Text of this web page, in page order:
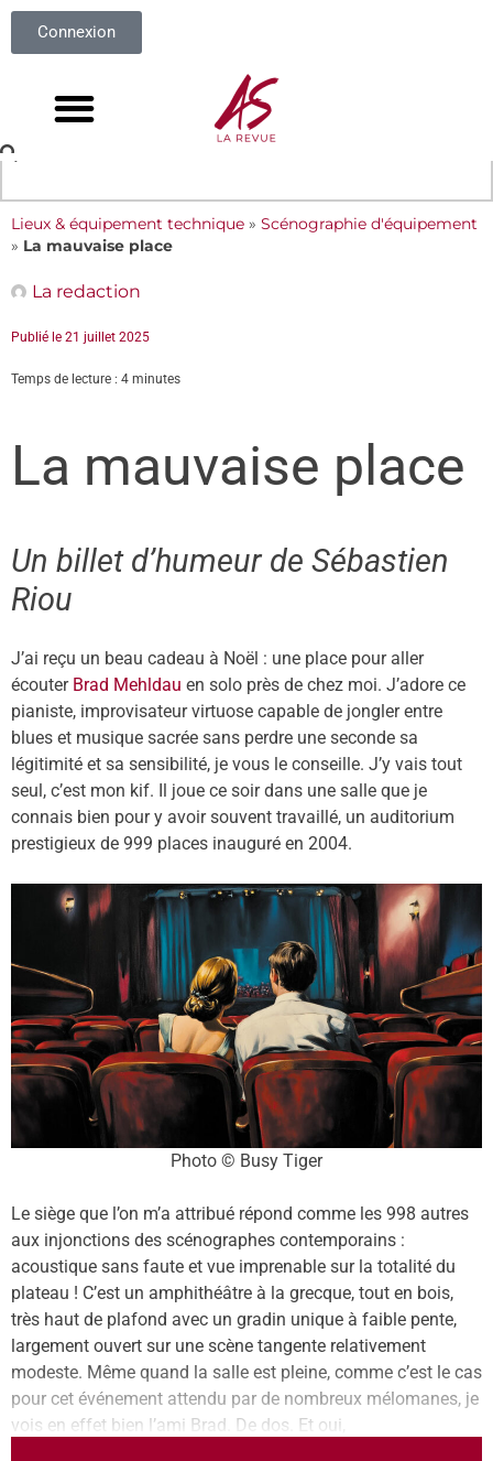
Connexion
Lieux & équipement technique » Scénographie d'équipement
» La mauvaise place
La redaction
Publié le 21 juillet 2025
Temps de lecture : 4 minutes
La mauvaise place
Un billet d’humeur de Sébastien
Riou
J’ai reçu un beau cadeau à Noël : une place pour aller
écouter Brad Mehldau en solo près de chez moi. J’adore ce
pianiste, improvisateur virtuose capable de jongler entre
blues et musique sacrée sans perdre une seconde sa
légitimité et sa sensibilité, je vous le conseille. J’y vais tout
seul, c’est mon kif. Il joue ce soir dans une salle que je
connais bien pour y avoir souvent travaillé, un auditorium
prestigieux de 999 places inauguré en 2004.
Photo © Busy Tiger
Le siège que l’on m’a attribué répond comme les 998 autres
aux injonctions des scénographes contemporains :
acoustique sans faute et vue imprenable sur la totalité du
plateau ! C’est un amphithéâtre à la grecque, tout en bois,
très haut de plafond avec un gradin unique à faible pente,
largement ouvert sur une scène tangente relativement
modeste. Même quand la salle est pleine, comme c’est le cas
pour cet événement attendu par de nombreux mélomanes, je
vois en effet bien l’ami Brad. De dos. Et oui,